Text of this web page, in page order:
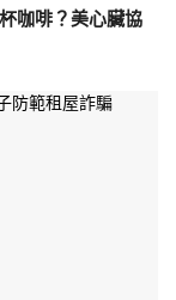
咖啡？美心臟協